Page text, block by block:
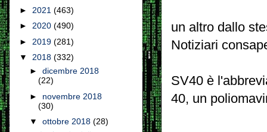
un altro dallo
Notiziari
SV40 è
40, un
► 2021 (463)
► 2020 (490)
► 2019 (281)
▼ 2018 (332)
► dicembre 2018
(22)
► novembre 2018
(30)
▼ ottobre 2018 (28)